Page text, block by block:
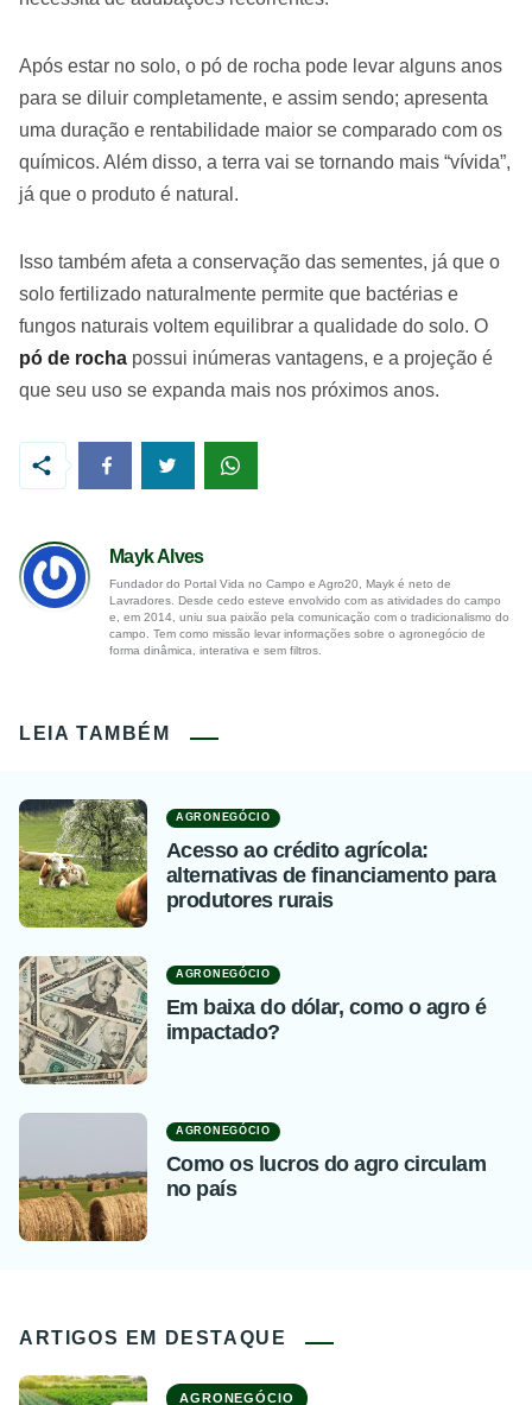
Após estar no solo, o pó de rocha pode levar alguns anos
para se diluir completamente, e assim sendo; apresenta
uma duração e rentabilidade maior se comparado com os
químicos. Além disso, a terra vai se tornando mais “vívida”,
já que o produto é natural.
Isso também afeta a conservação das sementes, já que o
solo fertilizado naturalmente permite que bactérias e
fungos naturais voltem equilibrar a qualidade do solo. O
pó de rocha possui inúmeras vantagens, e a projeção é
que seu uso se expanda mais nos próximos anos.
Mayk Alves
Fundador do Portal Vida no Campo e Agro20, Mayk é neto de
Lavradores. Desde cedo esteve envolvido com as atividades do campo
e, em 2014, uniu sua paixão pela comunicação com o tradicionalismo do
campo. Tem como missão levar informações sobre o agronegócio de
forma dinâmica, interativa e sem filtros.
LEIA TAMBÉM
AGRONEGÓCIO
Acesso ao crédito agrícola:
alternativas de financiamento para
produtores rurais
AGRONEGÓCIO
Em baixa do dólar, como o agro é
impactado?
AGRONEGÓCIO
Como os lucros do agro circulam
no país
ARTIGOS EM DESTAQUE
AGRONEGÓCIO